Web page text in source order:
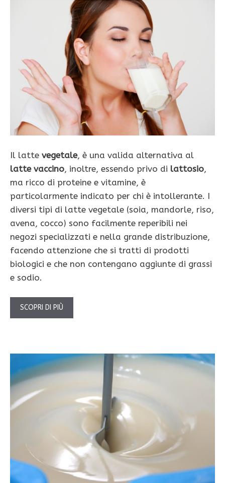
Il latte vegetale, è una valida alternativa al
latte vaccino, inoltre, essendo privo di lattosio,
ma ricco di proteine e vitamine, è
particolarmente indicato per chi è intollerante. I
diversi tipi di latte vegetale (soia, mandorle, riso,
avena, cocco) sono facilmente reperibili nei
negozi specializzati e nella grande distribuzione,
facendo attenzione che si tratti di prodotti
biologici e che non contengano aggiunte di grassi
e sodio.
SCOPRI DI PIÙ